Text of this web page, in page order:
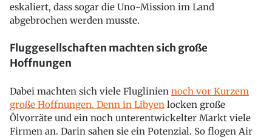
eskaliert, dass sogar die Uno-Mission im Land
abgebrochen werden musste.
Fluggesellschaften machten sich große
Hoffnungen
Dabei machten sich viele Fluglinien noch vor Kurzem
große Hoffnungen. Denn in Libyen locken große
Ölvorräte und ein noch unterentwickelter Markt viele
Firmen an. Darin sahen sie ein Potenzial. So flogen Air